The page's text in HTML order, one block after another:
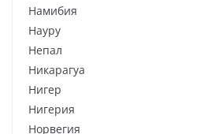
Намибия
Науру
Непал
Никарагуа
Нигер
Нигерия
Норвегия